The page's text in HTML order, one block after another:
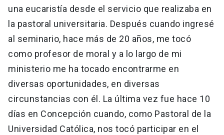
una eucaristía desde el servicio que realizaba en
la pastoral universitaria. Después cuando ingresé
al seminario, hace más de 20 años, me tocó
como profesor de moral y a lo largo de mi
ministerio me ha tocado encontrarme en
diversas oportunidades, en diversas
circunstancias con él. La última vez fue hace 10
días en Concepción cuando, como Pastoral de la
Universidad Católica, nos tocó participar en el